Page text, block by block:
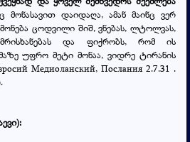
დაიდაღა, ამან მაინც ვერ
ცოდვილი შიშ, ვნებას, ლტოლვას,
და ფიქრობს, რომ ის
უფრო მეტი მონაა, ვიდრე ტირანის
Медиоланский,Послания 2.7.31 .